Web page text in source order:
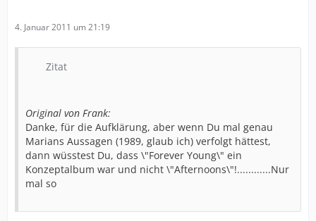
4. Januar 2011 um 21:19
Zitat
Original von Frank:
Danke, für die Aufklärung, aber wenn Du mal genau
Marians Aussagen (1989, glaub ich) verfolgt hättest,
dann wüsstest Du, dass \"Forever Young\" ein
Konzeptalbum war und nicht \"Afternoons\"!............Nur
mal so